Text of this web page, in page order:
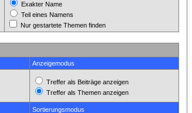
Exakter Name
Teil eines Namens
Nur gestartete Themen finden
Anzeigemodus
Treffer als Beiträge anzeigen
Treffer als Themen anzeigen
Sortierungsmodus